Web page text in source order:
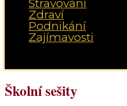
Stravování
Zdraví
Podnikání
Zajímavosti
Školní sešity